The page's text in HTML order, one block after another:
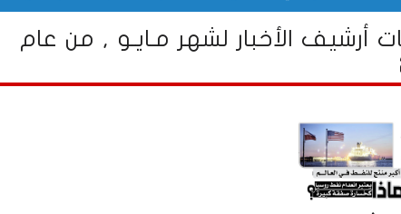
أرشيف الأخبار لشهر مـايـو , من عام